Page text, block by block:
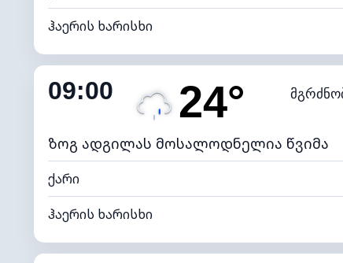
ჰაერის ხარისხი
შიდა ტენიანობა
ნამის წერტილი
განათების ინდექსი 4
09:00 24°
ზოგ ადგილას მოსალოდნელია წვიმა
ქარი
ჰაერის ხარისხი
შიდა ტენიანობა